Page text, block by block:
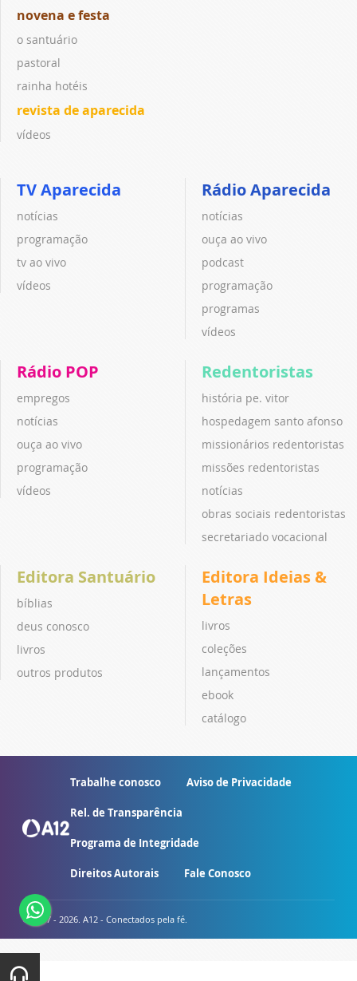
novena e festa
o santuário
pastoral
rainha hotéis
revista de aparecida
vídeos
TV Aparecida
notícias
programação
tv ao vivo
vídeos
Rádio Aparecida
notícias
ouça ao vivo
podcast
programação
programas
vídeos
Rádio POP
empregos
notícias
ouça ao vivo
programação
vídeos
Redentoristas
história pe. vitor
hospedagem santo afonso
missionários redentoristas
missões redentoristas
notícias
obras sociais redentoristas
secretariado vocacional
Editora Santuário
bíblias
deus conosco
livros
outros produtos
Editora Ideias &
Letras
livros
coleções
lançamentos
ebook
catálogo
Trabalhe conosco Aviso de Privacidade
Rel. de Transparência
Programa de Integridade
Direitos Autorais Fale Conosco
© 2007 - 2026. A12 - Conectados pela fé.